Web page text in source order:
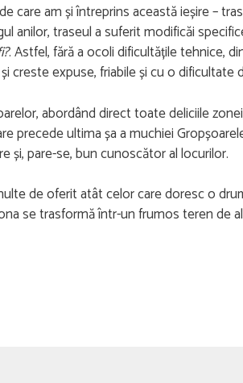
care am și întreprins această ieșire –
anilor, traseul a suferit modificăi
. Astfel, fără a ocoli dificultățile tehnice,
expuse, friabile și cu o dificultate
abordând direct toate deliciile
precede ultima șa a muchiei
și, pare-se, bun cunoscător al locurilor.
de oferit atât celor care doresc o
se trasformă într-un frumos teren de